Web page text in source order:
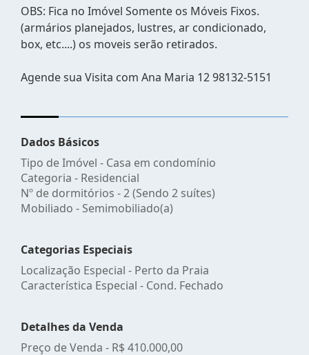
OBS: Fica no Imóvel Somente os Móveis Fixos.
(armários planejados, lustres, ar condicionado,
box, etc....) os moveis serão retirados.
Agende sua Visita com Ana Maria 12 98132-5151
Dados Básicos
Tipo de Imóvel - Casa em condomínio
Categoria - Residencial
Nº de dormitórios - 2 (Sendo 2 suítes)
Mobiliado - Semimobiliado(a)
Categorias Especiais
Localização Especial - Perto da Praia
Característica Especial - Cond. Fechado
Detalhes da Venda
Preço de Venda - R$ 410.000,00